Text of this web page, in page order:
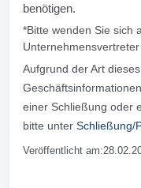
benötigen.
*Bitte wenden Sie sich
Aufgrund der Art
einer Schließung oder
bitte unter Schließung/
Veröffentlicht